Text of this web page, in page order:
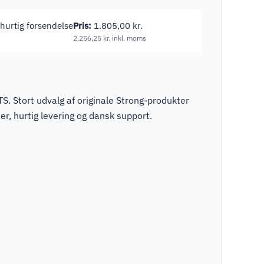
forsendelsePris: 1.805,00 kr.
2.256,25 kr. inkl. moms
Stort udvalg af originale Strong-produkter
hurtig levering og dansk support.